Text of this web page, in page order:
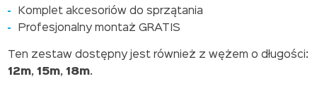
Komplet akcesoriów do sprzątania
Profesjonalny montaż GRATIS
Ten zestaw dostępny jest również z wężem o długości:
12m, 15m, 18m.